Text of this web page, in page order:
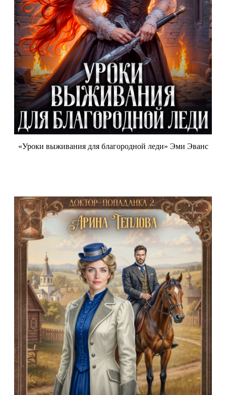
«Уроки выживания для благородной леди» Эми Эванс